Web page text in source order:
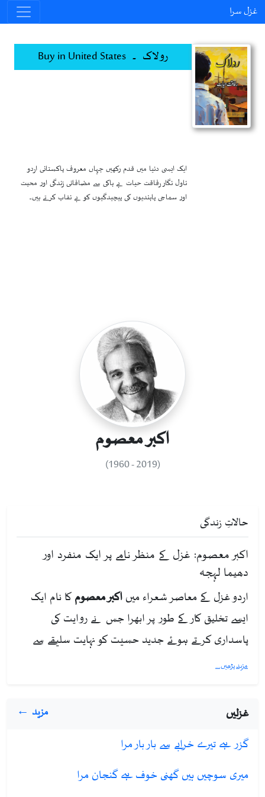
غزل سرا
رولاک ۔ Buy in United States
ایک ایسی دنیا میں قدم رکھیں جہاں معروف پاکستانی اردو
ناول نگار رفاقت حیات بے باکی سے مضافاتی زندگی اور محبت
اور سماجی پابندیوں کی پیچیدگیوں کو بے نقاب کرتے ہیں۔
اکبر معصوم
(2019 - 1960)
حالاتِ زندگی
اکبر معصوم: غزل کے منظر نامے پر ایک منفرد اور
دھیما لہجہ
اردو غزل کے معاصر شعراء میںاکبر معصومکا نام ایک
ایسے تخلیق کار کے طور پر ابھرا جس نے روایت کی
پاسداری کرتے ہوئے جدید حسیت کو نہایت سلیقے سے
برتا۔ ان کی شاعری میں زندگی کے سفر، تنہائی اور انسانی
ادبی سفر اور شعری مجموعے
اکبر معصوم کی ادبی شناخت کا آغاز ان کے پہلے شعری
مجموعے سے ہوا، جس نے بہت جلد انہیں معتبر شعراء کی
صف میں شامل کر دیا۔ ان کی شعری کائنات تین اہم
مزید پڑھیں...
غزلیں مزید ←
گزر ہے تیرے خرابے سے بار بار مرا
میری سوچیں ہیں گھنی خوف ہے گنجان مرا